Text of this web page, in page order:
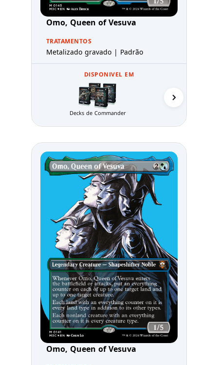
Omo, Queen of Vesuva
TRATAMENTOS
Metalizado gravado | Padrão
DISPONIVEL EM
Decks de Commander
Omo, Queen of Vesuva